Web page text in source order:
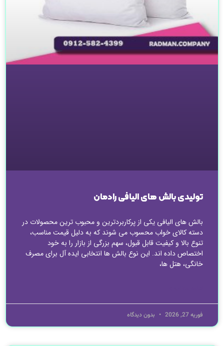
تولیدی بالش های الیافی رادمان
بالش های الیافی یکی از پرکاربردترین و محبوب ترین محصولات در
دسته کالای خواب محسوب می شوند که به دلیل قیمت مناسب،
تنوع بالا و کیفیت قابل قبول، سهم بزرگی از بازار را به خود
اختصاص داده اند. این نوع بالش ها انتخابی ایده آل برای مصرف
خانگی، هتل ها،
فوریه 27, 2026 بدون دیدگاه